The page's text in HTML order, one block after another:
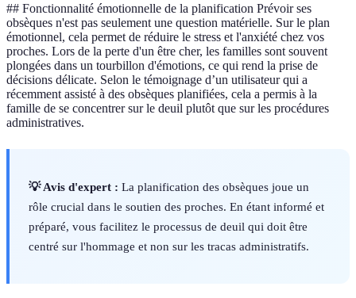
## Fonctionnalité émotionnelle de la planification Prévoir ses
obsèques n'est pas seulement une question matérielle. Sur le plan
émotionnel, cela permet de réduire le stress et l'anxiété chez vos
proches. Lors de la perte d'un être cher, les familles sont souvent
plongées dans un tourbillon d'émotions, ce qui rend la prise de
décisions délicate. Selon le témoignage d’un utilisateur qui a
récemment assisté à des obsèques planifiées, cela a permis à la
famille de se concentrer sur le deuil plutôt que sur les procédures
administratives.
💡 Avis d'expert : La planification des obsèques joue un
rôle crucial dans le soutien des proches. En étant informé et
préparé, vous facilitez le processus de deuil qui doit être
centré sur l'hommage et non sur les tracas administratifs.